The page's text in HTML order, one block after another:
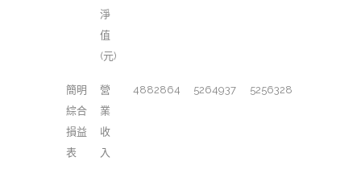
淨
值
(元)
簡明
綜合
損益
表
營
業
收
入
4882864 5264937 5256328